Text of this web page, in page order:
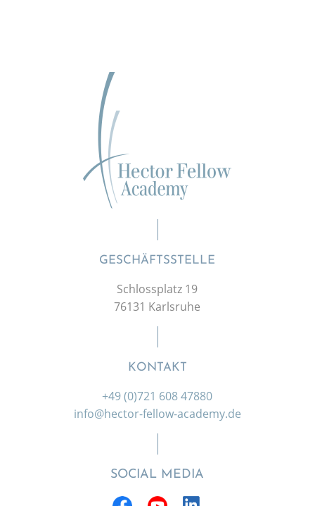
GESCHÄFTSSTELLE
Schlossplatz 19
76131 Karlsruhe
KONTAKT
+49 (0)721 608 47880
info@hector-fellow-academy.de
SOCIAL MEDIA